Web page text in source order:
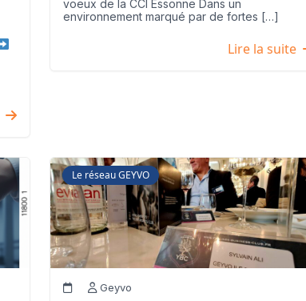
voeux de la CCI Essonne Dans un
environnement marqué par de fortes […]
Lire la suite
Le réseau GEYVO
Geyvo